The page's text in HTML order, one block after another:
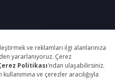
Abone Ol